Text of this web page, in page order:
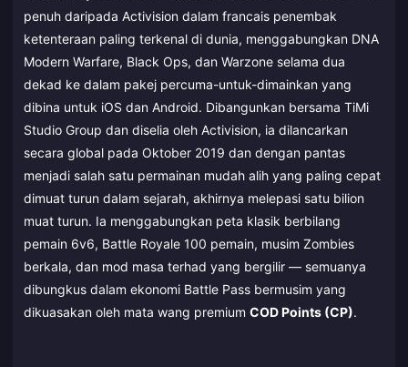
penuh daripada Activision dalam francais penembak
ketenteraan paling terkenal di dunia, menggabungkan DNA
Modern Warfare, Black Ops, dan Warzone selama dua
dekad ke dalam pakej percuma-untuk-dimainkan yang
dibina untuk iOS dan Android. Dibangunkan bersama TiMi
Studio Group dan diselia oleh Activision, ia dilancarkan
secara global pada Oktober 2019 dan dengan pantas
menjadi salah satu permainan mudah alih yang paling cepat
dimuat turun dalam sejarah, akhirnya melepasi satu bilion
muat turun. Ia menggabungkan peta klasik berbilang
pemain 6v6, Battle Royale 100 pemain, musim Zombies
berkala, dan mod masa terhad yang bergilir — semuanya
dibungkus dalam ekonomi Battle Pass bermusim yang
dikuasakan oleh mata wang premium COD Points (CP).